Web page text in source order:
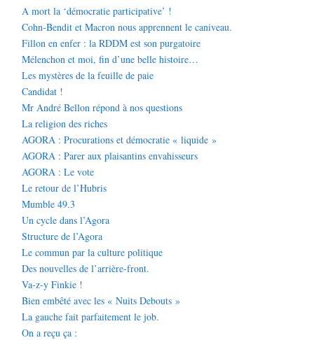
A mort la ‘démocratie participative’ !
Cohn-Bendit et Macron nous apprennent le caniveau.
Fillon en enfer : la RDDM est son purgatoire
Mélenchon et moi, fin d’une belle histoire…
Les mystères de la feuille de paie
Candidat !
Mr André Bellon répond à nos questions
La religion des riches
AGORA : Procurations et démocratie « liquide »
AGORA : Parer aux plaisantins envahisseurs
AGORA : Le vote
Le retour de l’Hubris
Mumble 49.3
Un cycle dans l’Agora
Structure de l’Agora
Le commun par la culture politique
Des nouvelles de l’arrière-front.
Va-z-y Finkie !
Bien embêté avec les « Nuits Debouts »
La gauche fait parfaitement le job.
On a reçu ça :